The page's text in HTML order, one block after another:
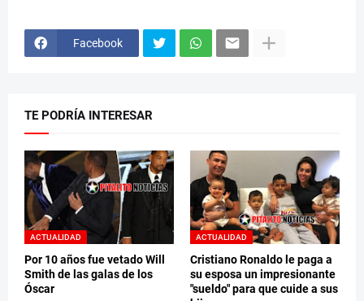
Facebook
TE PODRÍA INTERESAR
ACTUALIDAD
Por 10 años fue vetado Will
Smith de las galas de los
Óscar
ACTUALIDAD
Cristiano Ronaldo le paga a
su esposa un impresionante
"sueldo" para que cuide a sus